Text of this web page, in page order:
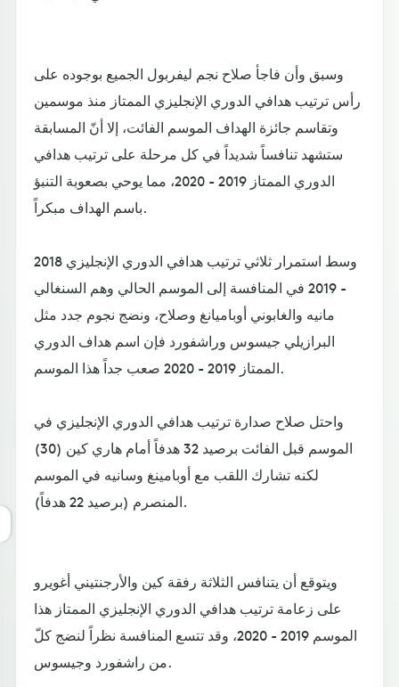
وسبق وأن فاجأ صلاح نجم ليفربول الجميع بوجوده على
رأس ترتيب هدافي الدوري الإنجليزي الممتاز منذ موسمين
وتقاسم جائزة الهداف الموسم الفائت، إلا أنّ المسابقة
ستشهد تنافساً شديداً في كل مرحلة على ترتيب هدافي
الدوري الممتاز 2019 - 2020، مما يوحي بصعوبة التنبؤ
باسم الهداف مبكراً.
وسط استمرار ثلاثي ترتيب هدافي الدوري الإنجليزي 2018
- 2019 في المنافسة إلى الموسم الحالي وهم السنغالي
مانيه والغابوني أوباميانغ وصلاح، ونضج نجوم جدد مثل
البرازيلي جيسوس وراشفورد فإن اسم هداف الدوري
الممتاز 2019 - 2020 صعب جداً هذا الموسم.
واحتل صلاح صدارة ترتيب هدافي الدوري الإنجليزي في
الموسم قبل الفائت برصيد 32 هدفاً أمام هاري كين (30)
لكنه تشارك اللقب مع أوبامينغ وسانيه في الموسم
المنصرم (برصيد 22 هدفاً).
ويتوقع أن يتنافس الثلاثة رفقة كين والأرجنتيني أغويرو
على زعامة ترتيب هدافي الدوري الإنجليزي الممتاز هذا
الموسم 2019 - 2020، وقد تتسع المنافسة نظراً لنضج كلّ
من راشفورد وجيسوس.